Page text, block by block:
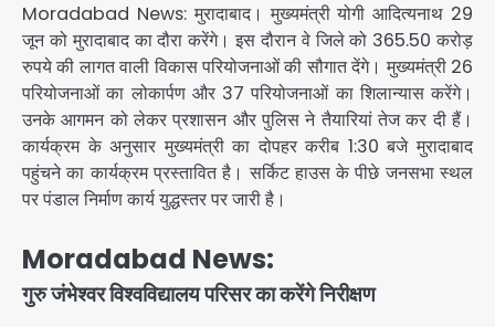
Moradabad News:मुरादाबाद। मुख्यमंत्री योगी आदित्यनाथ 29
जून को मुरादाबाद का दौरा करेंगे। इस दौरान वे जिले को 365.50 करोड़
रुपये की लागत वाली विकास परियोजनाओं की सौगात देंगे। मुख्यमंत्री 26
परियोजनाओं का लोकार्पण और 37 परियोजनाओं का शिलान्यास करेंगे।
उनके आगमन को लेकर प्रशासन और पुलिस ने तैयारियां तेज कर दी हैं।
कार्यक्रम के अनुसार मुख्यमंत्री का दोपहर करीब 1:30 बजे मुरादाबाद
पहुंचने का कार्यक्रम प्रस्तावित है। सर्किट हाउस के पीछे जनसभा स्थल
पर पंडाल निर्माण कार्य युद्धस्तर पर जारी है।
Moradabad News:
गुरु जंभेश्वर विश्वविद्यालय परिसर का करेंगे निरीक्षण